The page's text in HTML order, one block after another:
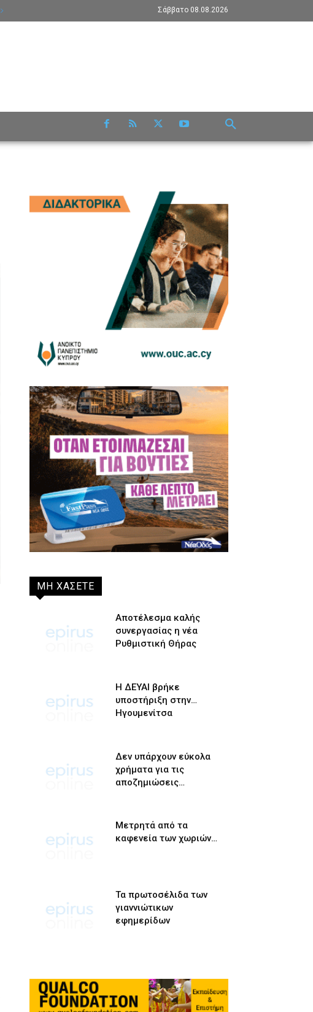
Σάββατο 08.08.2026
ΜΗ ΧΑΣΕΤΕ
Αποτέλεσμα καλής
συνεργασίας η νέα
Ρυθμιστική Θήρας
Η ΔΕΥΑΙ βρήκε
υποστήριξη στην…
Ηγουμενίτσα
Δεν υπάρχουν εύκολα
χρήματα για τις
αποζημιώσεις…
Μετρητά από τα
καφενεία των χωριών…
Τα πρωτοσέλιδα των
γιαννιώτικων
εφημερίδων